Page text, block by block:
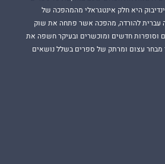
היא חלק אינטגראלי מהמהפכה של
עברית להורדה, מהפכה אשר פתחה את שוק
וסופרות חדשים ומוכשרים ובעיקר חשפה את
מבחר עצום ומרתק של ספרים בשלל נושאים